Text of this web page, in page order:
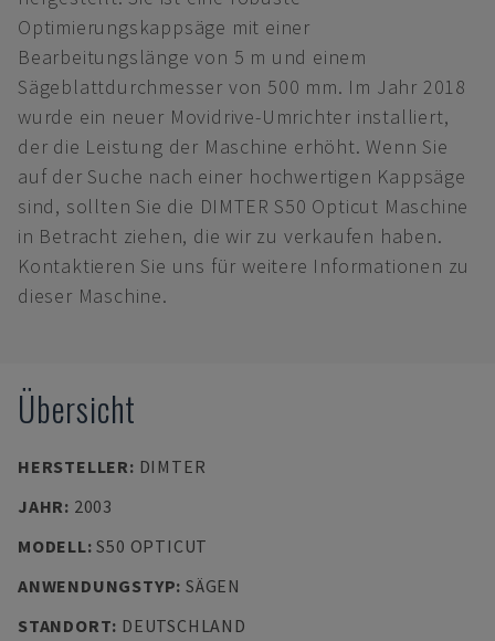
Optimierungskappsäge mit einer
Bearbeitungslänge von 5 m und einem
Sägeblattdurchmesser von 500 mm. Im Jahr 2018
wurde ein neuer Movidrive-Umrichter installiert,
der die Leistung der Maschine erhöht. Wenn Sie
auf der Suche nach einer hochwertigen Kappsäge
sind, sollten Sie die DIMTER S50 Opticut Maschine
in Betracht ziehen, die wir zu verkaufen haben.
Kontaktieren Sie uns für weitere Informationen zu
dieser Maschine.
Übersicht
HERSTELLER: DIMTER
JAHR: 2003
MODELL:S50 OPTICUT
ANWENDUNGSTYP: SÄGEN
STANDORT: DEUTSCHLAND